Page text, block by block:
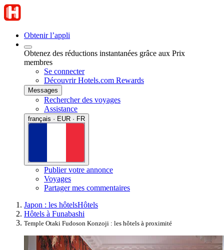
Obtenir l’appli
Obtenez des réductions instantanées grâce aux Prix
membres
Se connecter
Découvrir Hotels.com Rewards
Messages
Rechercher des voyages
Assistance
français · EUR · FR
Publier votre annonce
Voyages
Partager mes commentaires
Japon : les hôtelsHôtels
Hôtels à Funabashi
Temple Otaki Fudoson Konzoji : les hôtels à proximité